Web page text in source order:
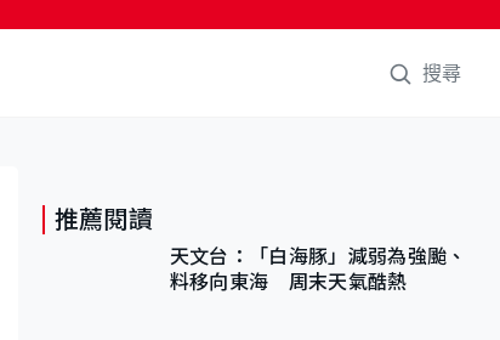
搜尋
推薦閱讀
天文台：「白海豚」減弱為強颱、
料移向東海 周末天氣酷熱